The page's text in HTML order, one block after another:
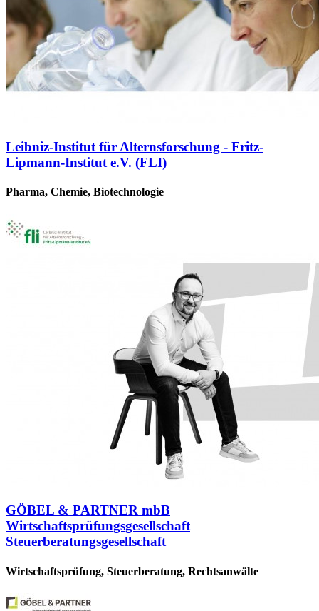
Leibniz-Institut für Alternsforschung - Fritz-
Lipmann-Institut e.V. (FLI)
Pharma, Chemie, Biotechnologie
GÖBEL & PARTNER mbB
Wirtschaftsprüfungsgesellschaft
Steuerberatungsgesellschaft
Wirtschaftsprüfung, Steuerberatung, Rechtsanwälte